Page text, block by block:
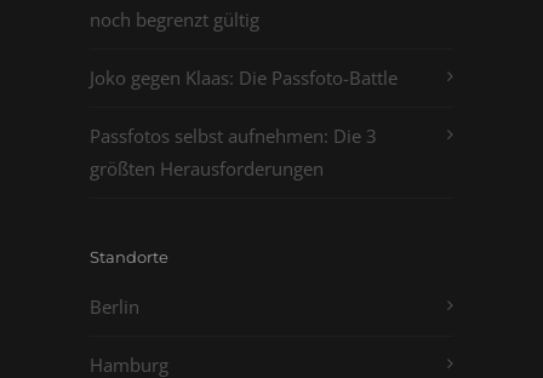
noch begrenzt gültig
Joko gegen Klaas: Die Passfoto-Battle
Passfotos selbst aufnehmen: Die 3
größten Herausforderungen
Standorte
Berlin
Hamburg